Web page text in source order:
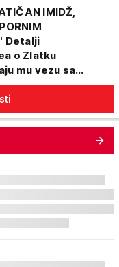
IMIDŽ,
Detalji
o Zlatku
mu vezu sa